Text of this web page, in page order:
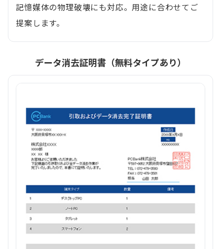
記憶媒体の物理破壊にも対応。用途に合わせてご
提案します。
データ消去証明書（無料タイプあり）